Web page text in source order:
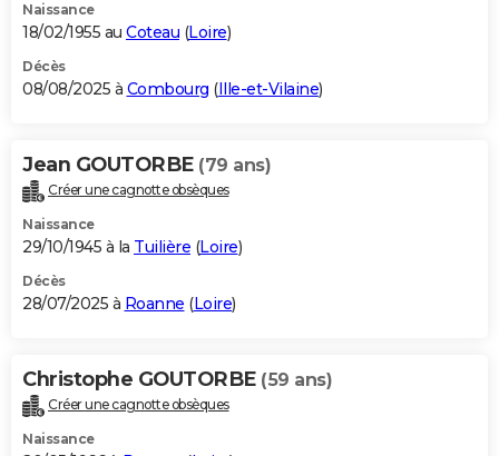
Naissance
18/02/1955 au Coteau (Loire)
Décès
08/08/2025 à Combourg (Ille-et-Vilaine)
Jean GOUTORBE (79 ans)
Créer une cagnotte obsèques
Naissance
29/10/1945 à la Tuilière (Loire)
Décès
28/07/2025 à Roanne (Loire)
Christophe GOUTORBE (59 ans)
Créer une cagnotte obsèques
Naissance